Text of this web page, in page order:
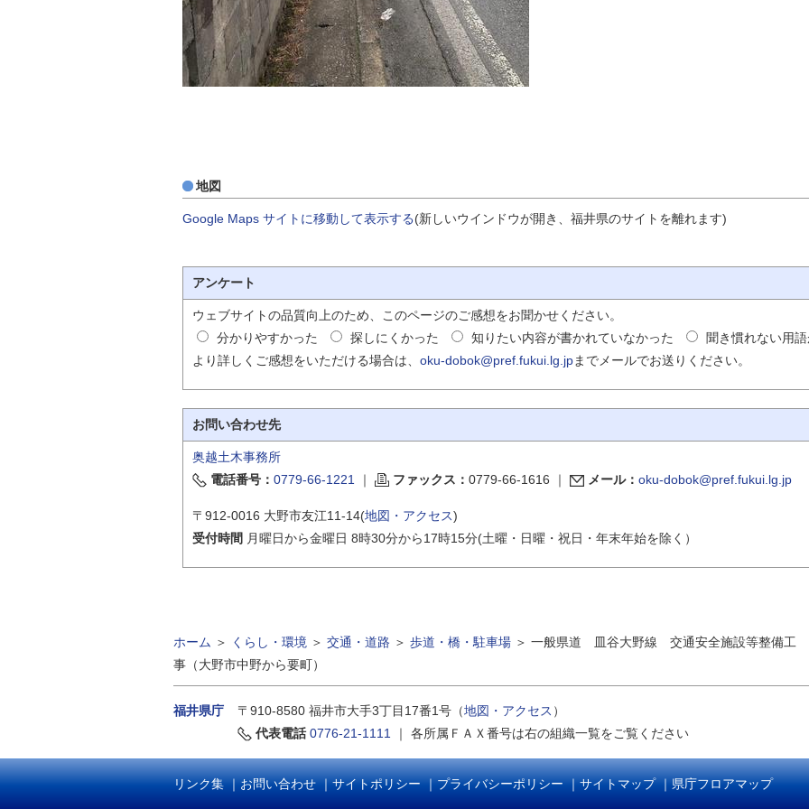
地図
Google Maps サイトに移動して表示する(新しいウインドウが開き、福井県のサイトを離れます)
アンケート
ウェブサイトの品質向上のため、このページのご感想をお聞かせください。
分かりやすかった
探しにくかった 知りたい内容が書かれていなかった
聞き慣れない用
より詳しくご感想をいただける場合は、 oku-dobok@pref.fukui.lg.jpまでメールでお送りください。
お問い合わせ先
奥越土木事務所
電話番号： 0779-66-1221 ｜ ファックス： 0779-66-1616 ｜ メール： oku-dobok@pref.fukui.lg.jp
〒912-0016 大野市友江11-14(地図・アクセス)
受付時間 月曜日から金曜日 8時30分から17時15分(土曜・日曜・祝日・年末年始を除く）
ホーム ＞ くらし・環境 ＞ 交通・道路 ＞ 歩道・橋・駐車場 ＞ 一般県道 皿谷大野線 交通安全施設等整備工
事（大野市中野から要町）
福井県庁 〒910-8580 福井市大手3丁目17番1号（地図・アクセス ）
代表電話 0776-21-1111 ｜ 各所属ＦＡＸ番号は右の組織一覧をご覧ください
リンク集｜お問い合わせ｜サイトポリシー｜プライバシーポリシー｜サイトマップ｜県庁フロアマップ